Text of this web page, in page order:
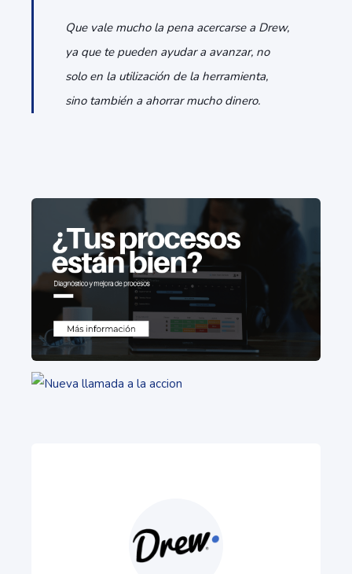
Que vale mucho la pena acercarse a Drew,
ya que te pueden ayudar a avanzar, no
solo en la utilización de la herramienta,
sino también a ahorrar mucho dinero.